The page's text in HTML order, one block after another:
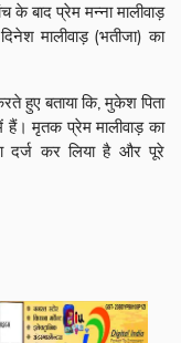
के बाद प्रेम मन्ना मालीवाड़
मालीवाड़ (भतीजा) का
हुए बताया कि, मुकेश पिता
हैं। मृतक प्रेम मालीवाड़ का
दर्ज कर लिया है और पूरे